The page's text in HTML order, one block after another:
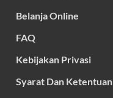
Belanja Online
FAQ
Kebijakan Privasi
Syarat Dan Ketentuan